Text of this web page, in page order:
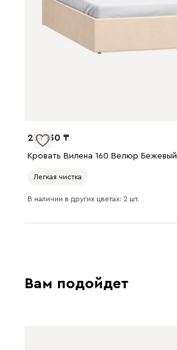
231 130
Кровать Вилена 160 Велюр Бежевый
Легкая чистка
В наличии в других цветах: 2 шт.
Вам подойдет